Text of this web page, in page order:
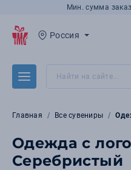
Мин. сумма
Россия
Главная Все сувениры
Одежда с
Серебристый